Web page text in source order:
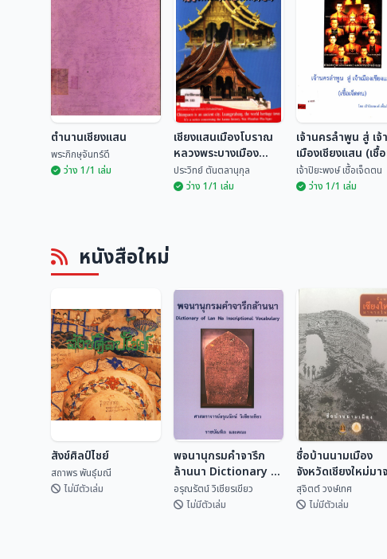
พระภิกษุจันทร์ดี
ตำนานเชียงแสน
พระภิกษุจันทร์ดี
ว่าง 1/1 เล่ม
เชียงแสนเมืองโบราณ
หลวงพระบางเมือง
มรดกโลก
ประวิทย์ ตันตลานุกุล
ว่าง 1/1 เล่ม
เจ้านครลำพูน สู่ เจ้า
เมืองเชียงแสน (เชื้อ
ตน)
เจ้าปิยะพงษ์ เชื้อเจ็ดตน
ว่าง 1/1 เล่ม
หนังสือใหม่
สังข์ศิลป์ไชย์
สถาพร พันธุ์มณี
ไม่มีตัวเล่ม
พจนานุกรมคำจารึก
ล้านนา Dictionary of
Lan Na
Inscriptional
อรุณรัตน์ วิเชียรเขียว
ไม่มีตัวเล่ม
ชื่อบ้านนามเมือง
จังหวัดเชียงใหม่มา
ไหน?
สุจิตต์ วงษ์เทศ
ไม่มีตัวเล่ม